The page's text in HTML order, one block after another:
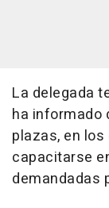
La delegada
ha informado
plazas, en
capacitarse
demandadas